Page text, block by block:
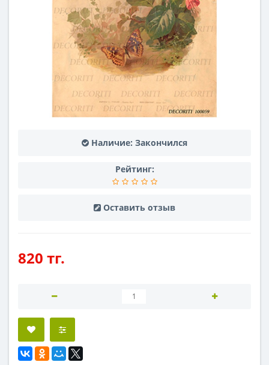
Наличие: Закончился
Рейтинг:
Оставить отзыв
820 тг.